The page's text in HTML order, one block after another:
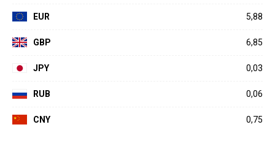
EUR 5,88
GBP 6,85
JPY 0,03
RUB 0,06
CNY 0,75